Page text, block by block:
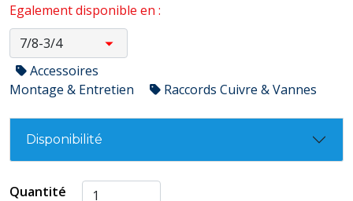
Egalement disponible en :
Accessoires
Montage & Entretien
Raccords Cuivre & Vannes
Disponibilité
Quantité